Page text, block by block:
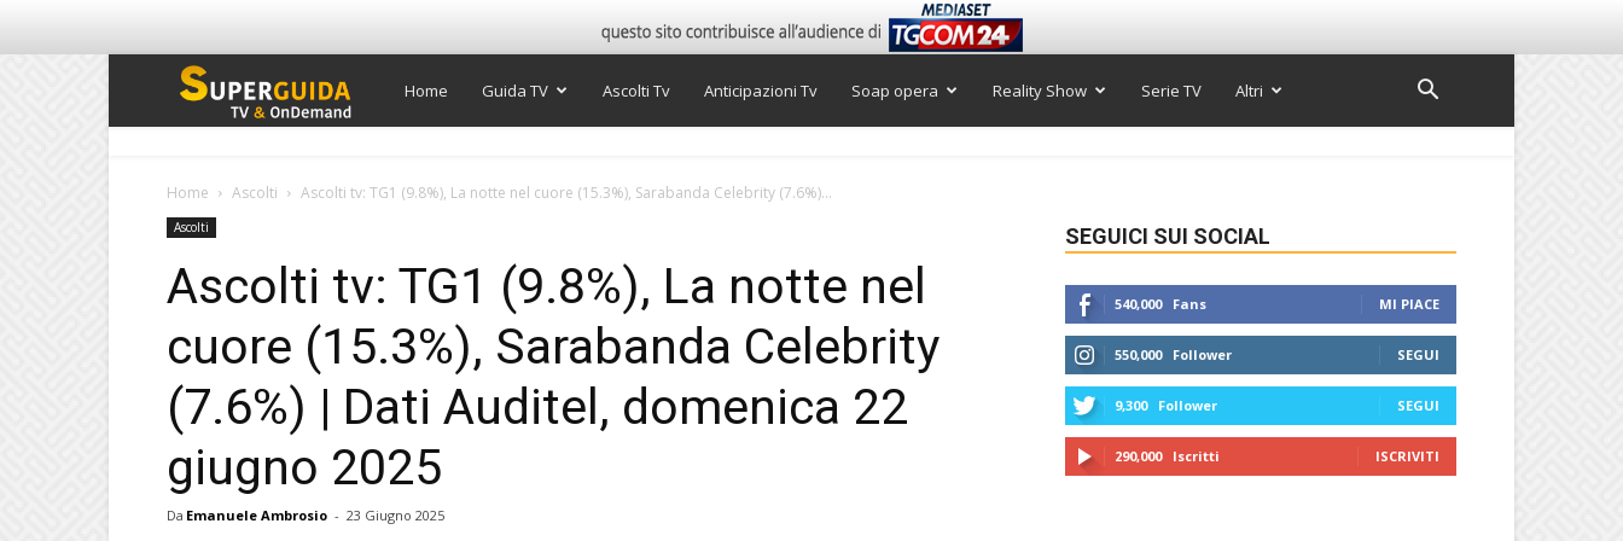
Super
Home Guida TV Ascolti Tv Anticipazioni Tv Soap opera Reality Show Serie TV Altri
Home Ascolti Ascolti tv: TG1 (9.8%), La notte nel cuore (15.3%), Sarabanda Celebrity (7.6%)...
Ascolti
Ascolti tv: TG1 (9.8%), La notte nel
cuore (15.3%), Sarabanda Celebrity
(7.6%) | Dati Auditel, domenica 22
giugno 2025
Da Emanuele Ambrosio - 23 Giugno 2025
SEGUICI SUI SOCIAL
540,000 Fans MI PIACE
550,000 Follower SEGUI
9,300 Follower SEGUI
290,000 Iscritti ISCRIVITI